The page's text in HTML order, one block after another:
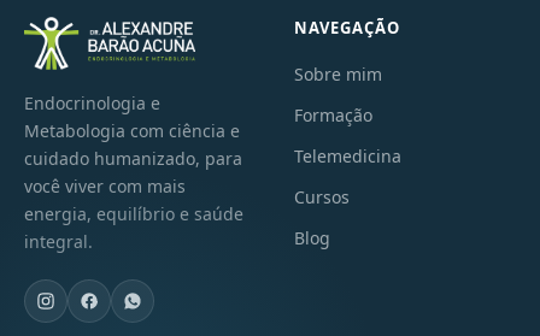
Endocrinologia e
Metabologia com ciência e
cuidado humanizado, para
você viver com mais
energia, equilíbrio e saúde
integral.
NAVEGAÇÃO
Sobre mim
Formação
Telemedicina
Cursos
Blog